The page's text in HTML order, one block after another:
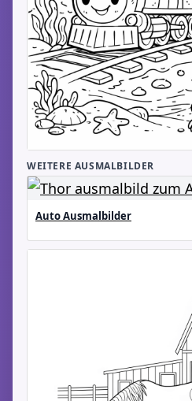
WEITERE AUSMALBILDER
Auto Ausmalbilder